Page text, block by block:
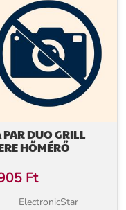
vágynak. Rendelje
el a valódi füstös BBQ-
PAR DUO GRILL
HŐMÉRŐ
Ft
ElectronicStar